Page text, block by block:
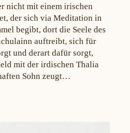
nicht mit einem irischen
der sich via Meditation in
begibt, dort die Seele des
auftreibt, sich für
und derart dafür sorgt,
mit der irdischen Thalia
Sohn zeugt…